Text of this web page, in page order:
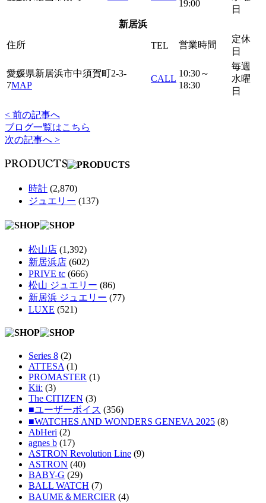
19:00
日
新居浜
住所 TEL 営業時間
定休
日
愛媛県新居浜市中須賀町2-3-
7MAP
CALL
10:30～
18:30
毎週
水曜
日
< 前の記事へ
ブログ一覧はこちら
次の記事へ >
時計 (2,870)
ジュエリー (137)
松山店 (1,392)
新居浜店 (602)
PRIVE tc (666)
松山 ジュエリー (86)
新居浜 ジュエリー (77)
LUXE (521)
Series 8 (2)
ATTESA (1)
PROMASTER (1)
Kii: (3)
The CITIZEN (3)
■ユーザーボイス (356)
■WATCHES AND WONDERS GENEVA 2025 (8)
AbHeri (2)
agnes b (17)
ASTRON Revolution Line (9)
ASTRON (40)
BABY-G (29)
BALL WATCH (7)
BAUME＆MERCIER (4)